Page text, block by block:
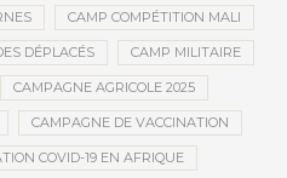
CAMP COMPÉTITION MALI
DÉPLACÉS CAMP MILITAIRE
CAMPAGNE AGRICOLE 2025
CAMPAGNE DE VACCINATION
COVID-19 EN AFRIQUE